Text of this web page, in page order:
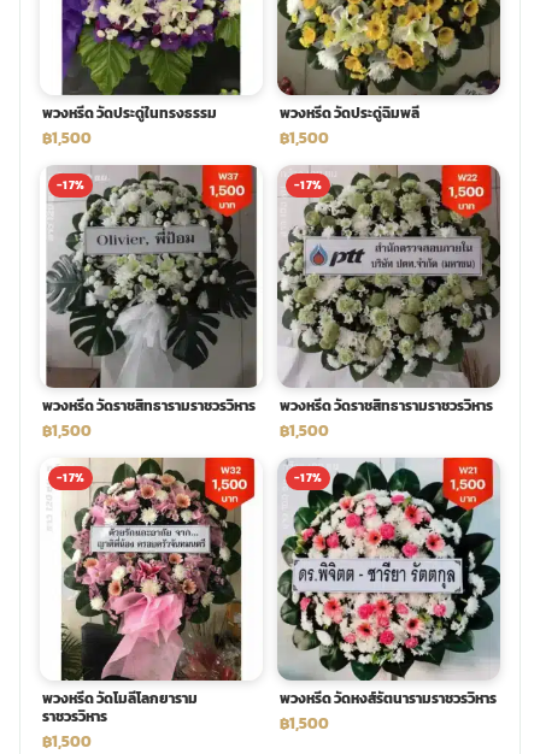
ดอกไม้งานศพ ราคาถูก
จัดดอกไม้งานศพ ราคา
ดอกไม้งานศพ ส่งฟรี
ดอกไม้งานศพ ออนไลน์
พวงดอกไม้งานศพ
tpdecorate ปูพื้น
ร้านพวงหรีด กรุงเทพ ส่งฟรี
พวงหรีด ปากคลองตลาด ราคา
พวงหรีด ส่งด่วน วันนี้
น้าเมรุ กรุงเทพ
พวงหรีด วัดประดู่ในทรงธรรม
฿1,500
พวงหรีด วัดประดู่ฉิมพลี
฿1,500
-17%
พวงหรีด วัดราชสิทธารามราชวรวิหาร
฿1,500
-17%
พวงหรีด วัดราชสิทธารามราชวรวิหาร
฿1,500
-17%
พวงหรีด วัดโมลีโลกยาราม
ราชวรวิหาร
฿1,500
-17%
พวงหรีด วัดหงส์รัตนารามราชวรวิหาร
฿1,500